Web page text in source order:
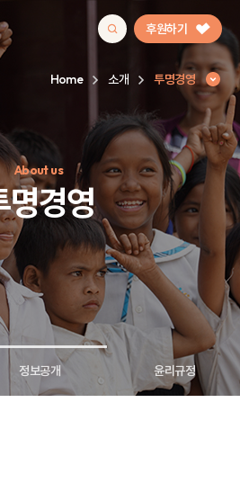
후원하기
스#캠페인#팬덤후원
Home 소개 투명경영
About us
명경영
정보공개 윤리규정